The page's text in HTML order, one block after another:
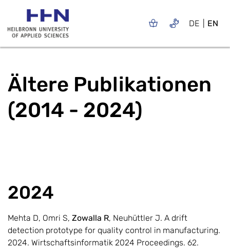
DE EN
Ältere Publikationen
(2014 - 2024)
2024
Mehta D, Omri S, Zowalla R, Neuhüttler J. A drift
detection prototype for quality control in manufacturing.
2024. Wirtschaftsinformatik 2024 Proceedings. 62.